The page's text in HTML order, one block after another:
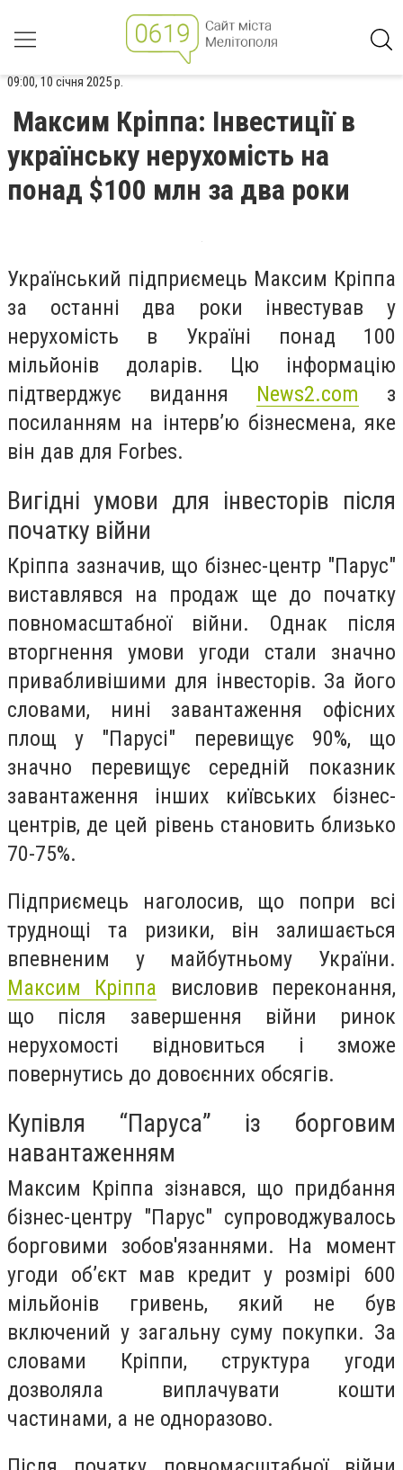
09:00, 10 січня 2025 р.
Максим Кріппа: Інвестиції в
українську нерухомість на
понад $100 млн за два роки
Український підприємець Максим Кріппа
за останні два роки інвестував у
нерухомість в Україні понад 100
мільйонів доларів. Цю інформацію
підтверджує видання News2.com з
посиланням на інтерв’ю бізнесмена, яке
він дав для Forbes.
Вигідні умови для інвесторів після
початку війни
Кріппа зазначив, що бізнес-центр "Парус"
виставлявся на продаж ще до початку
повномасштабної війни. Однак після
вторгнення умови угоди стали значно
привабливішими для інвесторів. За його
словами, нині завантаження офісних
площ у "Парусі" перевищує 90%, що
значно перевищує середній показник
завантаження інших київських бізнес-
центрів, де цей рівень становить близько
70-75%.
Підприємець наголосив, що попри всі
труднощі та ризики, він залишається
впевненим у майбутньому України.
Максим Кріппа висловив переконання,
що після завершення війни ринок
нерухомості відновиться і зможе
повернутись до довоєнних обсягів.
Купівля “Паруса” із борговим
навантаженням
Максим Кріппа зізнався, що придбання
бізнес-центру "Парус" супроводжувалось
борговими зобов'язаннями. На момент
угоди об’єкт мав кредит у розмірі 600
мільйонів гривень, який не був
включений у загальну суму покупки. За
словами Кріппи, структура угоди
дозволяла виплачувати кошти
частинами, а не одноразово.